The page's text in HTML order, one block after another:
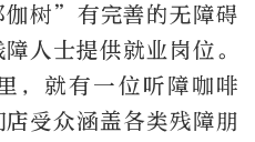
树”有完善的无障碍
人士提供就业岗位。
，就有一位听障咖啡
受众涵盖各类残障朋